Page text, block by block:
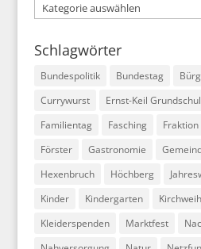
Kategorien
Schlagwörter
Bundespolitik Bundestag
Currywurst
Ernst-Keil
Familientag
Fasching Fraktion
Förster
Gastronomie
Hexenbruch
Höchberg
Kinder
Kindergarten Kirchweih
Kleiderspenden
Marktfest